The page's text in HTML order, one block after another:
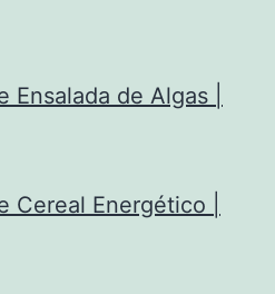
Ensalada de Algas |
Cereal Energético |